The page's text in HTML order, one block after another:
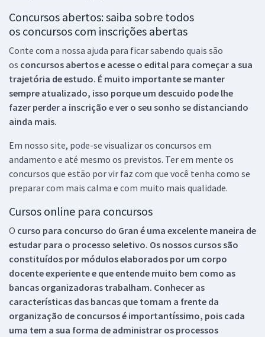
Concursos abertos: saiba sobre todos
os concursos com inscrições abertas
Conte com a nossa ajuda para ficar sabendo quais são
os concursos abertos e acesse o edital para começar a sua
trajetória de estudo. É muito importante se manter
sempre atualizado, isso porque um descuido pode lhe
fazer perder a inscrição e ver o seu sonho se distanciando
ainda mais.
Em nosso site, pode-se visualizar os concursos em
andamento e até mesmo os previstos. Ter em mente os
concursos que estão por vir faz com que você tenha como se
preparar com mais calma e com muito mais qualidade.
Cursos online para concursos
O curso para concurso do Gran é uma excelente maneira de
estudar para o processo seletivo. Os nossos cursos são
constituídos por módulos elaborados por um corpo
docente experiente e que entende muito bem como as
bancas organizadoras trabalham. Conhecer as
características das bancas que tomam a frente da
organização de concursos é importantíssimo, pois cada
uma tem a sua forma de administrar os processos